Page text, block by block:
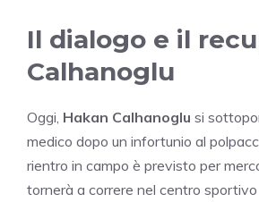
Il dialogo e il
Calhanoglu
Oggi, Hakan Calhanoglu si
medico dopo un infortunio al
rientro in campo è previsto per
tornerà a correre nel centro sportivo